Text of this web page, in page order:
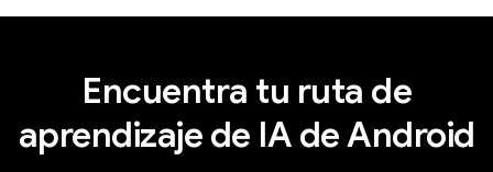
Encuentra tu ruta de
aprendizaje de IA de Android